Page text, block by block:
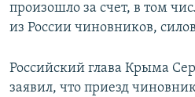
произошло за счет, в том
из России чиновников,
Российский глава Крыма
заявил, что приезд